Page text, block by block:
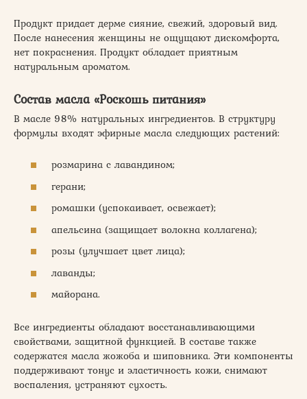
Продукт придает дерме сияние, свежий, здоровый вид.
После нанесения женщины не ощущают дискомфорта,
нет покраснения. Продукт обладает приятным
натуральным ароматом.
Состав масла «Роскошь питания»
В масле 98% натуральных ингредиентов. В структуру
формулы входят эфирные масла следующих растений:
розмарина с лавандином;
герани;
ромашки (успокаивает, освежает);
апельсина (защищает волокна коллагена);
розы (улучшает цвет лица);
лаванды;
майорана.
Все ингредиенты обладают восстанавливающими
свойствами, защитной функцией. В составе также
содержатся масла жожоба и шиповника. Эти компоненты
поддерживают тонус и эластичность кожи, снимают
воспаления, устраняют сухость.